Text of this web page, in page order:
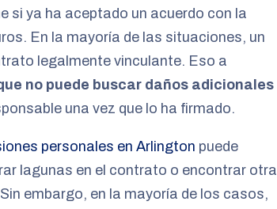
si ya ha aceptado un acuerdo con la
En la mayoría de las situaciones, un
legalmente vinculante. Eso a
no puede buscar daños adicionales
una vez que lo ha firmado.
personales en Arlington puede
lagunas en el contrato o encontrar otra
embargo, en la mayoría de los casos,